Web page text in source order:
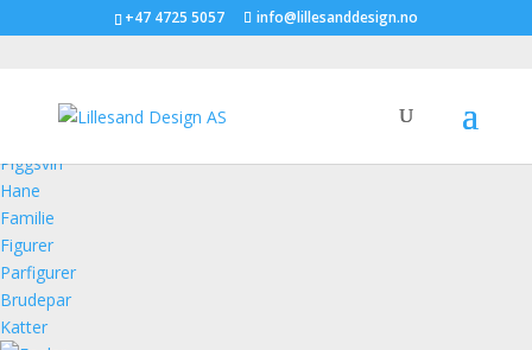
+47 4725 5057 info@lillesanddesign.no
Piggsvin
Hane
Familie
Figurer
Parfigurer
Brudepar
Katter